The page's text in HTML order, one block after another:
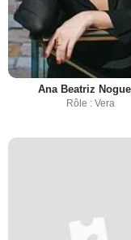
Ana Beatriz
Rôle : Vera